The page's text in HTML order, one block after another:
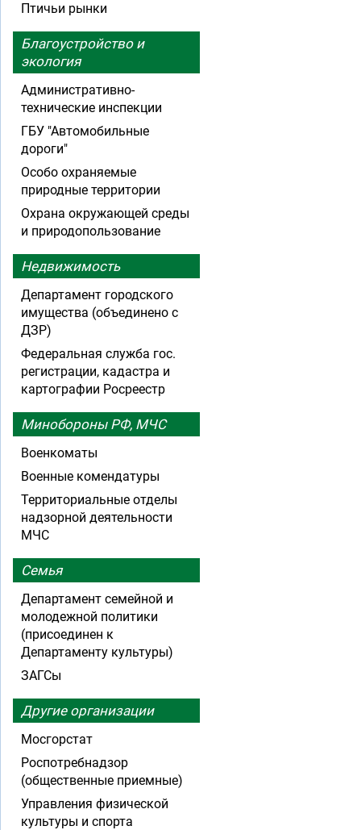
Птичьи рынки
Благоустройство и
экология
Административно-
технические инспекции
ГБУ "Автомобильные
дороги"
Особо охраняемые
природные территории
Охрана окружающей среды
и природопользование
Недвижимость
Департамент городского
имущества (объединено с
ДЗР)
Федеральная служба гос.
регистрации, кадастра и
картографии Росреестр
Минобороны РФ, МЧС
Военкоматы
Военные комендатуры
Территориальные отделы
надзорной деятельности
МЧС
Семья
Департамент семейной и
молодежной политики
(присоединен к
Департаменту культуры)
ЗАГСы
Другие организации
Мосгорстат
Роспотребнадзор
(общественные приемные)
Управления физической
культуры и спорта